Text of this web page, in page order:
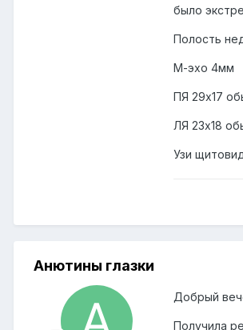
было
Полость
М-эхо 4мм
ПЯ 29х17
ЛЯ 23х18
Узи
Анютины глазки
Добрый
Получила